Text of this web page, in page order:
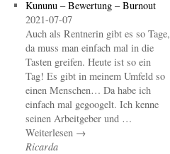
Kununu – Bewertung – Burnout
2021-07-07
Auch als Rentnerin gibt es so Tage,
da muss man einfach mal in die
Tasten greifen. Heute ist so ein
Tag! Es gibt in meinem Umfeld so
einen Menschen… Da habe ich
einfach mal gegoogelt. Ich kenne
seinen Arbeitgeber und …
Weiterlesen →
Ricarda